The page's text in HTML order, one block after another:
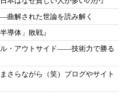
曲解された世論を読み解く
導体」敗戦』
ル・アウトサイド――技術力で勝る
らながら（笑）ブログやサイト